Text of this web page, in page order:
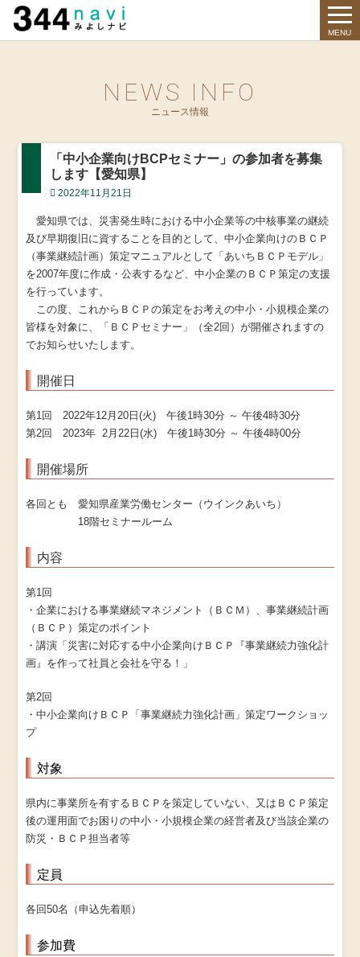
MENU
NEWS INFO
ニュース情報
「中小企業向けBCPセミナー」の参加者を募集
します【愛知県】
2022年11月21日
愛知県では、災害発生時における中小企業等の中核事業の継続
及び早期復旧に資することを目的として、中小企業向けのＢＣＰ
（事業継続計画）策定マニュアルとして「あいちＢＣＰモデル」
を2007年度に作成・公表するなど、中小企業のＢＣＰ策定の支援
を行っています。
この度、これからＢＣＰの策定をお考えの中小・小規模企業の
皆様を対象に、「ＢＣＰセミナー」（全2回）が開催されますの
でお知らせいたします。
開催日
第1回 2022年12月20日(火)午後1時30分 ～ 午後4時30分
第2回2023年 2月22日(水)午後1時30分 ～ 午後4時00分
開催場所
各回とも 愛知県産業労働センター（ウインクあいち）
18階セミナールーム
内容
第1回
・企業における事業継続マネジメント（ＢＣＭ）、事業継続計画
（ＢＣＰ）策定のポイント
・講演「災害に対応する中小企業向けＢＣＰ『事業継続力強化計
画』を作って社員と会社を守る！」
第2回
・中小企業向けＢＣＰ「事業継続力強化計画」策定ワークショッ
プ
対象
県内に事業所を有するＢＣＰを策定していない、又はＢＣＰ策定
後の運用面でお困りの中小・小規模企業の経営者及び当該企業の
防災・ＢＣＰ担当者等
定員
各回50名（申込先着順）
参加費